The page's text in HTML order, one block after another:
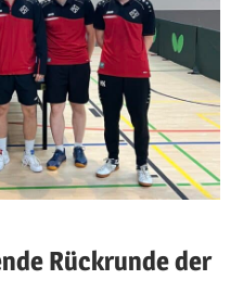
Rückrunde der